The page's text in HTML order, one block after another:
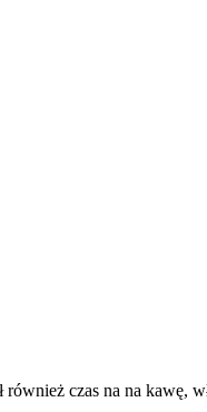
czas na na kawę,